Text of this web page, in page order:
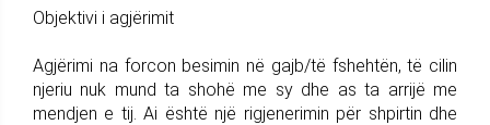
Objektivi i agjërimit
Agjërimi na forcon besimin në gajb/të fshehtën, të cilin
njeriu nuk mund ta shohë me sy dhe as ta arrijë me
mendjen e tij. Ai është një rigjenerimin për shpirtin dhe